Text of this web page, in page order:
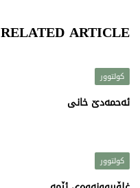
RELATED ARTICLE
کولتوور
ئەحمەدێ خانى
کولتوور